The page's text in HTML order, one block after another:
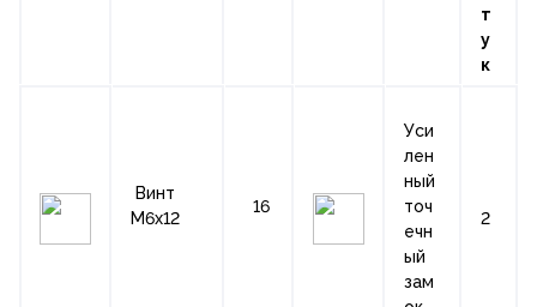
т
у
к
Винт
М6х12
16
Уси
лен
ный
точ
ечн
ый
зам
2